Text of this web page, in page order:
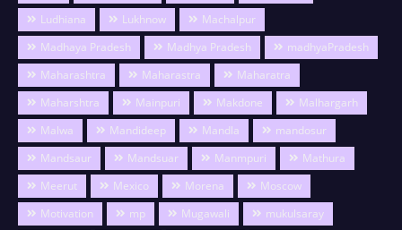
Ludhiana
Lukhnow
Machalpur
Madhaya Pradesh
Madhya Pradesh
madhyaPradesh
Maharashtra
Maharastra
Maharatra
Maharshtra
Mainpuri Makdone
Malhargarh
Malwa
Mandideep Mandla
mandosur
Mandsaur
Mandsuar Manmpuri
Mathura
Meerut
Mexico Morena
Moscow
Motivation
mp Mugawali
mukulsaray